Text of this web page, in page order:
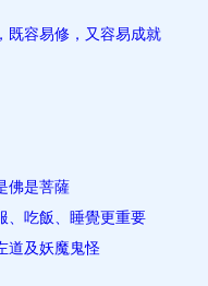
既容易修，又容易成就
佛是菩薩
、吃飯、睡覺更重要
道及妖魔鬼怪